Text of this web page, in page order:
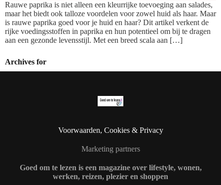
Rauwe paprika is niet alleen een kleurrijke toevoeging aan salades,
maar het biedt ook talloze voordelen voor zowel huid als haar. Maar
is rauwe paprika goed voor je huid en haar? Dit artikel verkent de
rijke voedingsstoffen in paprika en hun potentieel om bij te dragen
aan een gezonde levensstijl. Met een breed scala aan […]
Archives for
Voorwaarden, Cookies & Privacy
Marketing partners
Goed om te lezen is een magazine over lifestyle, wonen,
werken, reizen, plezier en shoppen